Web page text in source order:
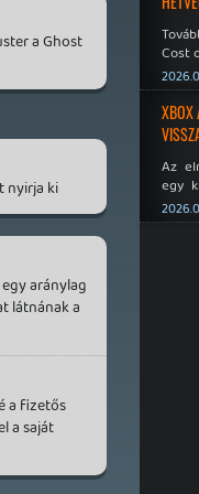
a Ghost
nyirja ki
aránylag
látnának a
a fizetős
a saját
Cost
XBOX
Az
egy